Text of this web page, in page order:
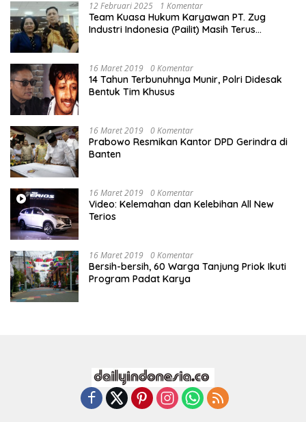
12 Februari 2025 1 Komentar
Team Kuasa Hukum Karyawan PT. Zug
Industri Indonesia (Pailit) Masih Terus
16 Maret 2019 0 Komentar
14 Tahun Terbunuhnya Munir, Polri Didesak
Bentuk Tim Khusus
16 Maret 2019 0 Komentar
Prabowo Resmikan Kantor DPD Gerindra di
Banten
16 Maret 2019 0 Komentar
Video: Kelemahan dan Kelebihan All New
Terios
16 Maret 2019 0 Komentar
Bersih-bersih, 60 Warga Tanjung Priok Ikuti
Program Padat Karya